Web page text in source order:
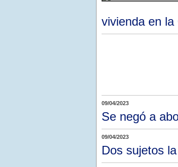
vivienda en la
09/04/2023
Se negó a
09/04/2023
Dos sujetos